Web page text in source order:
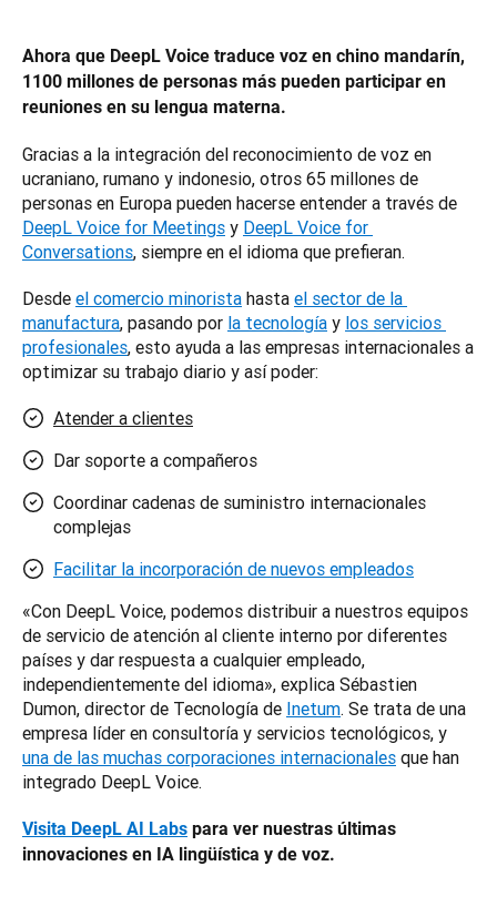
Ahora que DeepL Voice traduce voz en chino mandarín,
1100 millones de personas más pueden participar en
reuniones en su lengua materna.
Gracias a la integración del reconocimiento de voz en
ucraniano, rumano y indonesio, otros 65 millones de
DeepL Voice for Meetings y DeepL Voice for
Conversations, siempre en el idioma que prefieran.
Desde el comercio minorista hasta el sector de la
manufactura, pasando por la tecnología y los servicios
profesionales, esto ayuda a las empresas internacionales a
optimizar su trabajo diario y así poder:
Atender a clientes
Dar soporte a compañeros
Coordinar cadenas de suministro internacionales
complejas
Facilitar la incorporación de nuevos empleados
«Con DeepL Voice, podemos distribuir a nuestros equipos
de servicio de atención al cliente interno por diferentes
países y dar respuesta a cualquier empleado,
independientemente del idioma», explica Sébastien
Dumon, director de Tecnología de Inetum. Se trata de una
una de las muchas corporaciones internacionales que han
integrado DeepL Voice.
Visita DeepL AI Labs para ver nuestras últimas
innovaciones en IA lingüística y de voz.